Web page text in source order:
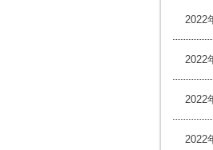
2022
2022
2022
2022